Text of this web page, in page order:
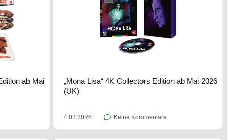
ab Mai
„Mona Lisa“ 4K Collectors Edition ab Mai 2026
(UK)
4.03.2026 Keine Kommentare